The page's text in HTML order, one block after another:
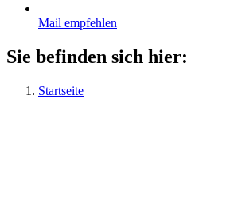
Mail empfehlen
Sie befinden sich hier:
Startseite